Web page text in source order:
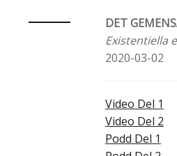
DET
Existentiella
2020-03-02
Video Del 1
Video Del 2
Podd Del 1